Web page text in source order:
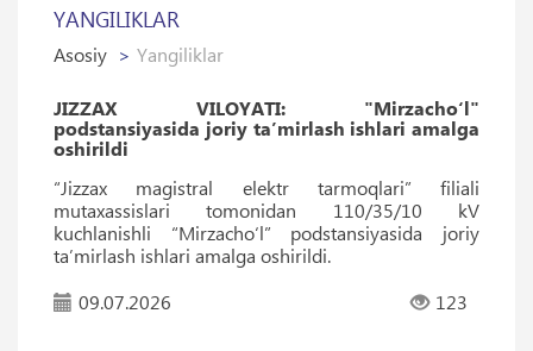
YANGILIKLAR
Asosiy Yangiliklar
JIZZAX VILOYATI: "Mirzacho‘l"
podstansiyasida joriy ta’mirlash ishlari amalga
oshirildi
“Jizzax magistral elektr tarmoqlari” filiali
mutaxassislari tomonidan 110/35/10 kV
kuchlanishli “Mirzacho‘l” podstansiyasida joriy
ta’mirlash ishlari amalga oshirildi.
09.07.2026
123